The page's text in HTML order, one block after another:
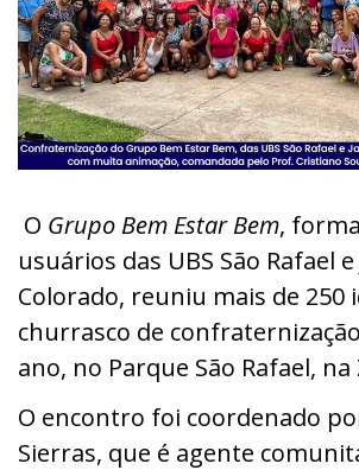
O Grupo Bem Estar Bem,
usuários das UBS São Rafael
Colorado, reuniu mais de 250
churrasco de
ano, no Parque São Rafael, na
O encontro foi coordenado
Sierras, que é agente